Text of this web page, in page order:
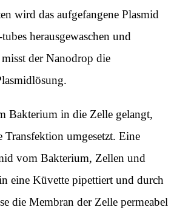
wird das aufgefangene Plasmid
herausgewaschen und
der Nanodrop die
Bakterium in die Zelle gelangt,
Transfektion umgesetzt. Eine
vom Bakterium, Zellen und
eine Küvette pipettiert und durch
die Membran der Zelle permeabel